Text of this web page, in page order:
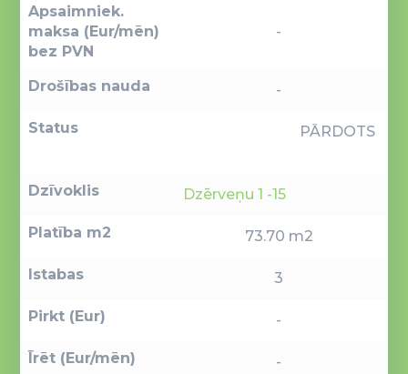
Apsaimniek.
maksa (Eur/mēn)
bez PVN
-
Drošības nauda -
Status PĀRDOTS
Dzīvoklis Dzērveņu 1 -15
Platība m2 73.70 m2
Istabas 3
Pirkt (Eur) -
Īrēt (Eur/mēn) -